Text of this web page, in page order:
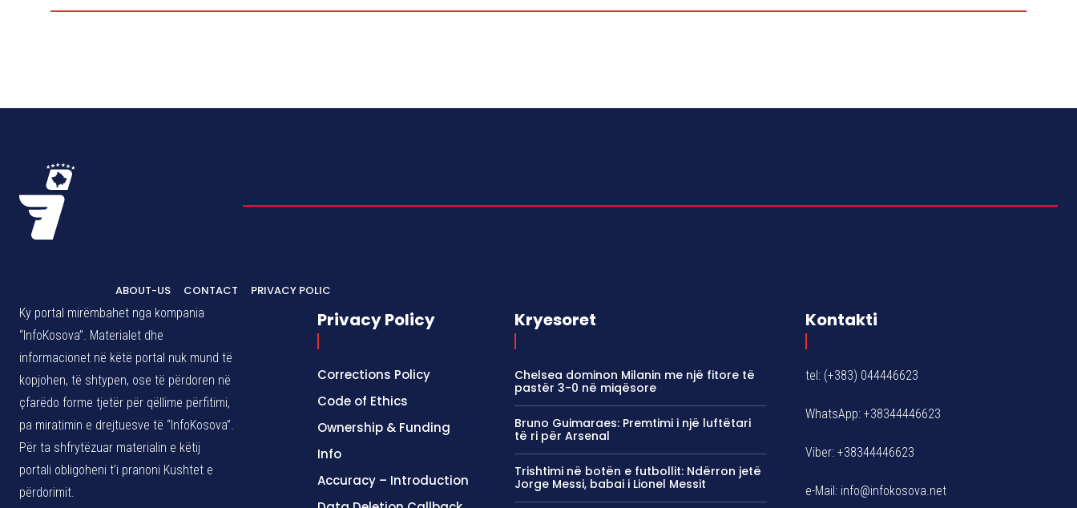
ABOUT-US CONTACT
PRIVACY POLIC
Ky portal mirëmbahet nga kompania
“InfoKosova”. Materialet dhe
informacionet në këtë portal nuk mund të
kopjohen, të shtypen, ose të përdoren në
çfarëdo forme tjetër për qëllime përfitimi,
pa miratimin e drejtuesve të “InfoKosova”.
Për ta shfrytëzuar materialin e këtij
portali obligoheni t’i pranoni Kushtet e
përdorimit.
Privacy Policy
Corrections Policy
Code of Ethics
Ownership & Funding
Info
Accuracy – Introduction
Kryesoret
Chelsea dominon Milanin me një fitore të
pastër 3-0 në miqësore
Bruno Guimaraes: Premtimi i një luftëtari
të ri për Arsenal
Trishtimi në botën e futbollit: Ndërron jetë
Jorge Messi, babai i Lionel Messit
Kontakti
tel: (+383) 044446623
WhatsApp: +38344446623
Viber: +38344446623
e-Mail: info@infokosova.net